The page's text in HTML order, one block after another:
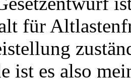
für
ist es also